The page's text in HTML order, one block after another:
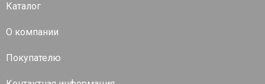
Каталог
О компании
Покупателю